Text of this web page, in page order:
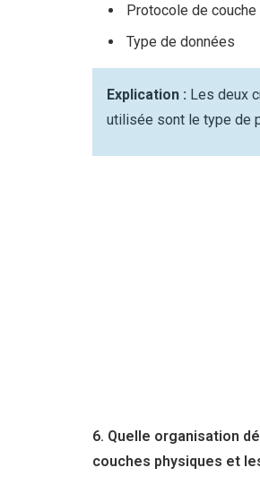
Protocole de
Type de données
Explication : Les deux
utilisée sont le type de
6. Quelle organisation
couches physiques et